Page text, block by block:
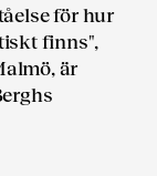
för hur
finns",
är